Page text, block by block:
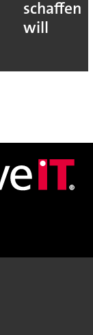
schaffen
will